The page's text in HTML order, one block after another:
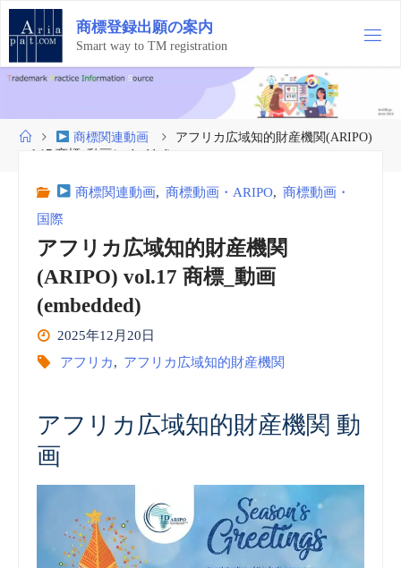
コ
テ
ン
ツ
ス
商標登録出願の案内
Smart way to TM registration
ホ
ー
商標関連動画
アフリカ広域知的財産機関(ARIPO)
vol.17 商標_動画(embedded)
商標関連動画, 商標動画・ARIPO, 商標動画・
国際
アフリカ広域知的財産機関
(ARIPO) vol.17 商標_動画
(embedded)
2025年12月20日
アフリカ, アフリカ広域知的財産機関
アフリカ広域知的財産機関 動
画